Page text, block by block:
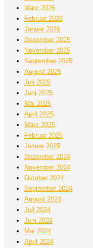
März 2026
Februar 2026
Januar 2026
Dezember 2025
November 2025
September 2025
August 2025
Juli 2025
Juni 2025
Mai 2025
April 2025
März 2025
Februar 2025
Januar 2025
Dezember 2024
November 2024
Oktober 2024
September 2024
August 2024
Juli 2024
Juni 2024
Mai 2024
April 2024